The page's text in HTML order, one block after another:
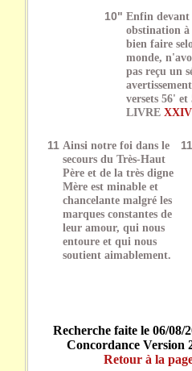
10" Enfin devant
obstination
bien faire
monde,
pas reçu un
versets 56' et
LIVRE XXIV
11 Ainsi notre foi dans le
secours du Très-Haut
Père et de la très digne
Mère est minable et
chancelante malgré les
marques constantes de
leur amour, qui nous
entoure et qui nous
soutient aimablement.
Recherche faite le 06/08/
Concordance Version
Retour à la